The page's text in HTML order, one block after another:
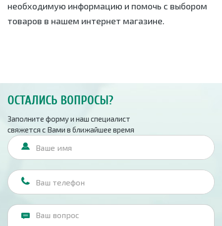
необходимую информацию и помочь с выбором
товаров в нашем интернет магазине.
ОСТАЛИСЬ ВОПРОСЫ?
Заполните форму и наш специалист
свяжется с Вами в ближайшее время